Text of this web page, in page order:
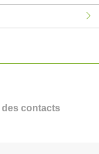
des contacts